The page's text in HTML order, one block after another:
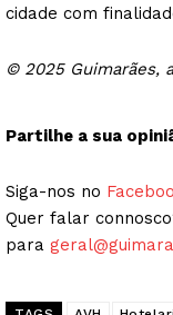
cidade com
© 2025 Guimarães,
Partilhe a sua
Siga-nos no
Quer falar
para